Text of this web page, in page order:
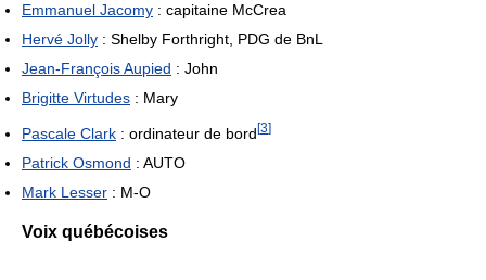
Emmanuel Jacomy : capitaine McCrea
Hervé Jolly : Shelby Forthright, PDG de BnL
Jean-François Aupied : John
Brigitte Virtudes : Mary
Pascale Clark : ordinateur de bord [3]
Patrick Osmond : AUTO
Mark Lesser : M-O
Voix québécoises